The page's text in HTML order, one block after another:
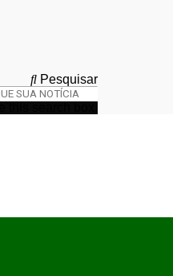
Pesquisar